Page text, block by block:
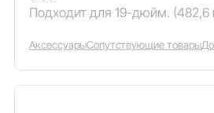
Подходит для 19-дюйм.
АксессуарыСопутствующие товары